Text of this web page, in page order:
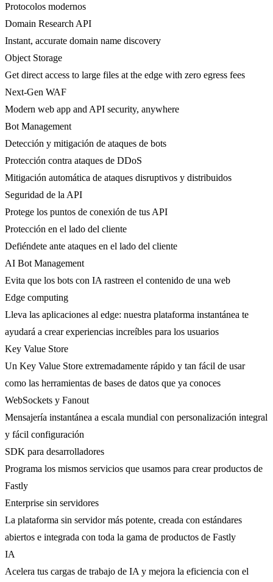
Protocolos modernos
Domain Research API
Instant, accurate domain name discovery
Object Storage
Get direct access to large files at the edge with zero egress fees
Next-Gen WAF
Modern web app and API security, anywhere
Bot Management
Detección y mitigación de ataques de bots
Protección contra ataques de DDoS
Mitigación automática de ataques disruptivos y distribuidos
Seguridad de la API
Protege los puntos de conexión de tus API
Protección en el lado del cliente
Defiéndete ante ataques en el lado del cliente
AI Bot Management
Evita que los bots con IA rastreen el contenido de una web
Edge computing
Lleva las aplicaciones al edge: nuestra plataforma instantánea te
ayudará a crear experiencias increíbles para los usuarios
Key Value Store
Un Key Value Store extremadamente rápido y tan fácil de usar
como las herramientas de bases de datos que ya conoces
WebSockets y Fanout
Mensajería instantánea a escala mundial con personalización integral
y fácil configuración
SDK para desarrolladores
Programa los mismos servicios que usamos para crear productos de
Fastly
Enterprise sin servidores
La plataforma sin servidor más potente, creada con estándares
abiertos e integrada con toda la gama de productos de Fastly
IA
Acelera tus cargas de trabajo de IA y mejora la eficiencia con el